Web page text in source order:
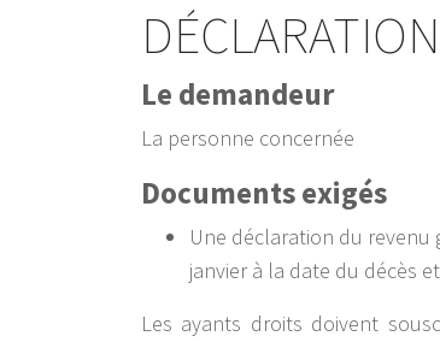
Le demandeur
La personne concernée
Documents exigés
Une déclaration du
janvier à la date du décès
Les ayants droits doivent